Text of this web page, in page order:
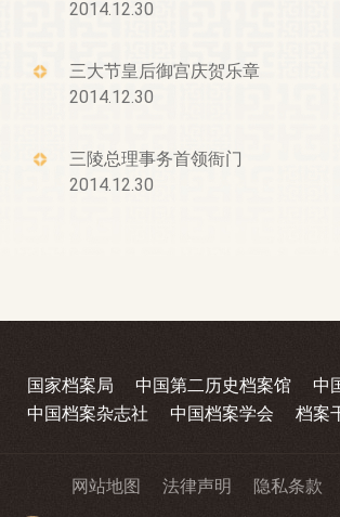
2014.12.30
三大节皇后御宫庆贺乐章
2014.12.30
三陵总理事务首领衙门
2014.12.30
国家档案局 中国第二历史档案馆
中
中国档案杂志社
中国档案学会 档案
网站地图 法律声明 隐私条款